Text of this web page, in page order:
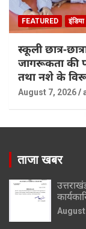
FEATURED इंडिया
स्कूली छात्र-
जागरूकता की
तथा नशे के
August 7, 2026
ताजा खबर